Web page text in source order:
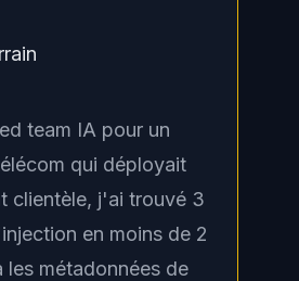
team IA pour un
qui déployait
clientèle, j'ai trouvé 3
en moins de 2
les métadonnées de